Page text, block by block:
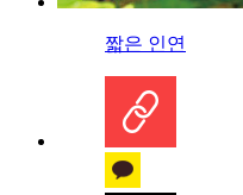
짧은 인연